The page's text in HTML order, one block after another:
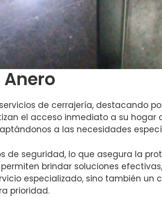
de cerrajería, destacando
el acceso inmediato a su hogar
a las necesidades
seguridad, lo que asegura la
brindar soluciones
especializado, sino también un
prioridad.